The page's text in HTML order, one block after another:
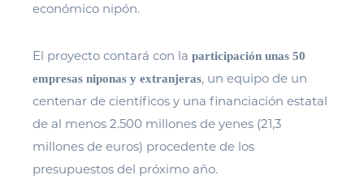
económico nipón.
El proyecto contará con la participación unas 50
empresas niponas y extranjeras, un equipo de un
centenar de científicos y una financiación estatal
de al menos 2.500 millones de yenes (21,3
millones de euros) procedente de los
presupuestos del próximo año.